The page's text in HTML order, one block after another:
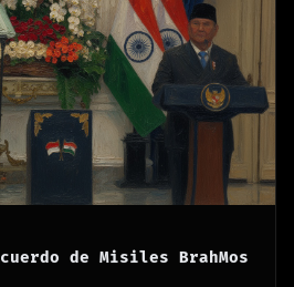
de Misiles BrahMos